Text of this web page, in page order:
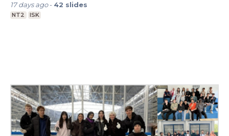
17 days ago- 42 slides
NT2 ISK